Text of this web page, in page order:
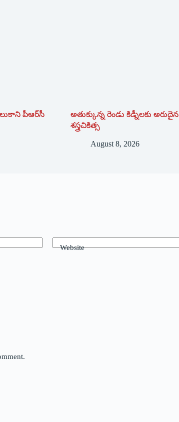
పీఆర్‌సీ
అతుక్కున్న రెండు కిడ్నీలకు అరుదైన
శస్త్రచికిత్స
August 8, 2026
Website